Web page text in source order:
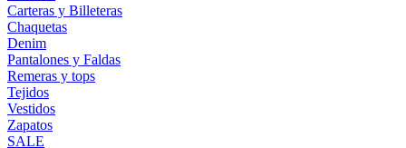
Carteras y Billeteras
Chaquetas
Denim
Pantalones y Faldas
Remeras y tops
Tejidos
Vestidos
Zapatos
SALE